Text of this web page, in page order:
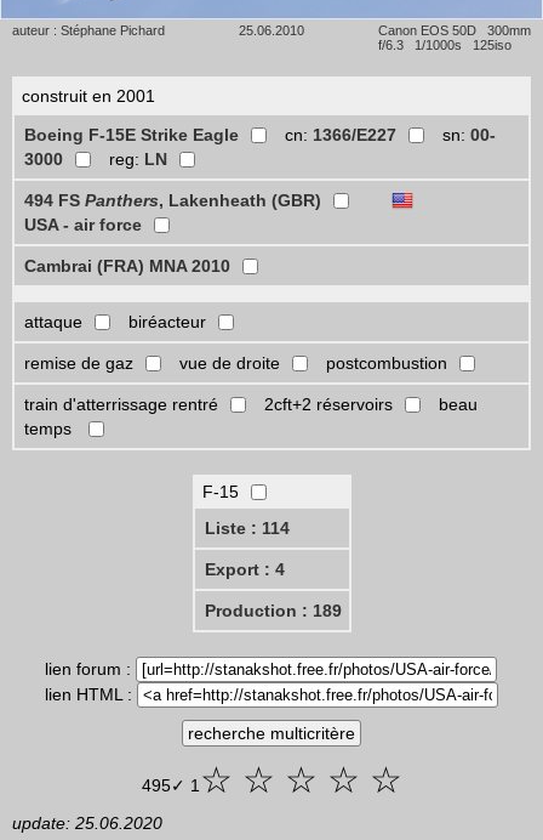
auteur : Stéphane Pichard 25.06.2010
Canon EOS 50D 300mm
f/6.3 1/1000s 125iso
construit en 2001
Boeing F-15E Strike Eagle
cn: 1366/E227 sn: 00-
3000
reg: LN
494 FS Panthers, Lakenheath (GBR)
USA - air force
Cambrai (FRA) MNA 2010
attaque biréacteur
remise de gaz vue de droite postcombustion
train d'atterrissage rentré 2cft+2 réservoirs
beau
temps
F-15
Liste : 114
Export : 4
Production : 189
lien forum :
lien HTML :
495✓ 1☆ ☆ ☆ ☆ ☆
update: 25.06.2020